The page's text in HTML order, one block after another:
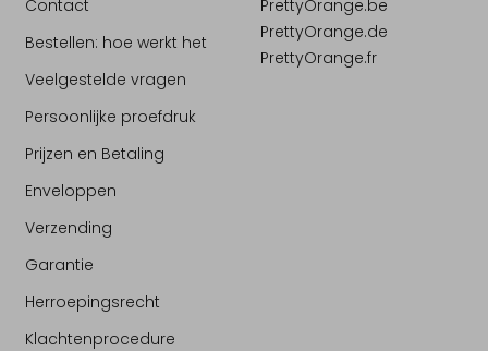
Contact
Bestellen: hoe werkt het
Veelgestelde vragen
Persoonlijke proefdruk
Prijzen en Betaling
Enveloppen
Verzending
Garantie
Herroepingsrecht
Klachtenprocedure
PrettyOrange.be
PrettyOrange.de
PrettyOrange.fr